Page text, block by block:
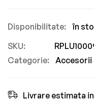
în
SKU
Categorie:
Livrare estimata